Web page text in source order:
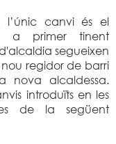
l’únic canvi és el
a primer tinent
segueixen
regidor de barri
nova alcaldessa.
introduïts en les
de la següent